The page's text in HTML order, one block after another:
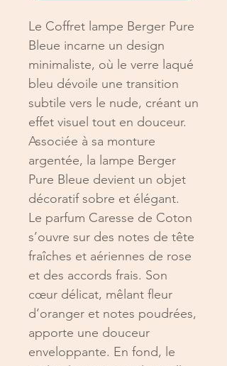
Le Coffret lampe Berger Pure
Bleue incarne un design
minimaliste, où le verre laqué
bleu dévoile une transition
subtile vers le nude, créant un
effet visuel tout en douceur.
Associée à sa monture
argentée, la lampe Berger
Pure Bleue devient un objet
décoratif sobre et élégant.
Le parfum Caresse de Coton
s’ouvre sur des notes de tête
fraîches et aériennes de rose
et des accords frais. Son
cœur délicat, mêlant fleur
d’oranger et notes poudrées,
apporte une douceur
enveloppante. En fond, le